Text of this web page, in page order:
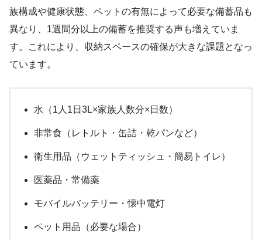
族構成や健康状態、ペットの有無によって必要な備蓄品も
異なり、1週間分以上の備蓄を推奨する声も増えていま
す。これにより、収納スペースの確保が大きな課題となっ
ています。
水（1人1日3L×家族人数分×日数）
非常食（レトルト・缶詰・乾パンなど）
衛生用品（ウェットティッシュ・簡易トイレ）
医薬品・常備薬
モバイルバッテリー・懐中電灯
ペット用品（必要な場合）